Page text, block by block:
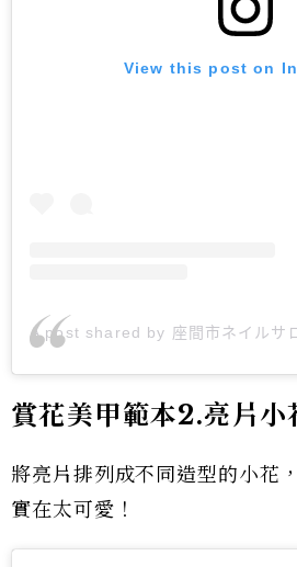
View this post on
A post shared by 座間市ネイルサ
賞花美甲範本2.亮片小
將亮片排列成不同造型的小花
實在太可愛！